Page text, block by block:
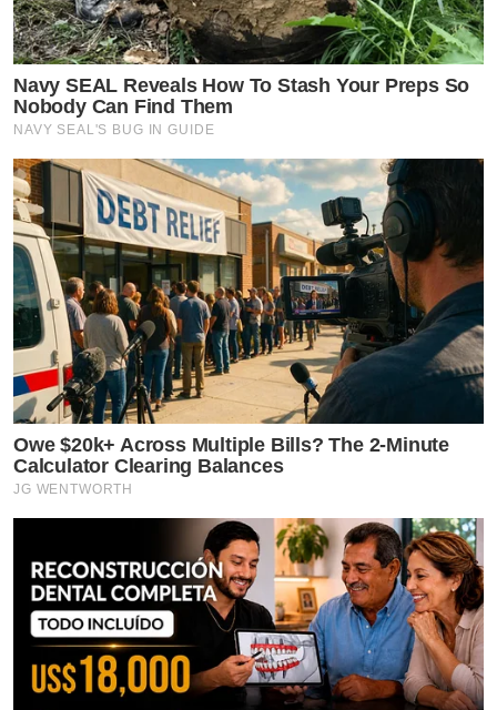
Navy SEAL Reveals How To Stash Your Preps So
Nobody Can Find Them
NAVY SEAL'S BUG IN GUIDE
Owe $20k+ Across Multiple Bills? The 2-Minute
Calculator Clearing Balances
JG WENTWORTH